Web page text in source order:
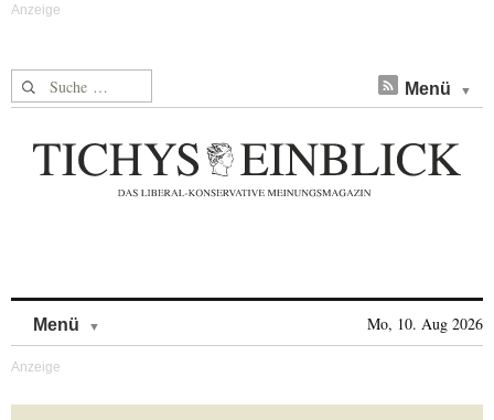
Suche nach: Menü
Menü Mo, 10. Aug 2026